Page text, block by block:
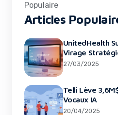
Populaire
Articles
UnitedHealth
Virage
27/03/2025
Telli Lève
Vocaux IA
20/04/2025